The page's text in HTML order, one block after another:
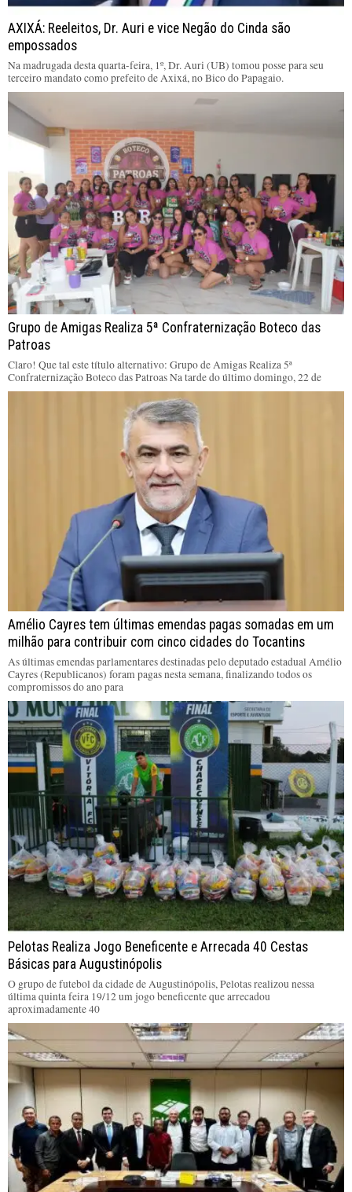
AXIXÁ: Reeleitos, Dr. Auri e vice Negão do Cinda são
empossados
Na madrugada desta quarta-feira, 1º, Dr. Auri (UB) tomou posse para seu
terceiro mandato como prefeito de Axixá, no Bico do Papagaio.
Grupo de Amigas Realiza 5ª Confraternização Boteco das
Patroas
Claro! Que tal este título alternativo: Grupo de Amigas Realiza 5ª
Confraternização Boteco das Patroas Na tarde do último domingo, 22 de
Amélio Cayres tem últimas emendas pagas somadas em um
milhão para contribuir com cinco cidades do Tocantins
As últimas emendas parlamentares destinadas pelo deputado estadual Amélio
Cayres (Republicanos) foram pagas nesta semana, finalizando todos os
compromissos do ano para
Pelotas Realiza Jogo Beneficente e Arrecada 40 Cestas
Básicas para Augustinópolis
O grupo de futebol da cidade de Augustinópolis, Pelotas realizou nessa
última quinta feira 19/12 um jogo beneficente que arrecadou
aproximadamente 40